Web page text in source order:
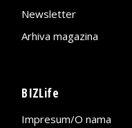
Newsletter
Arhiva magazina
BIZLife
Impresum/O nama